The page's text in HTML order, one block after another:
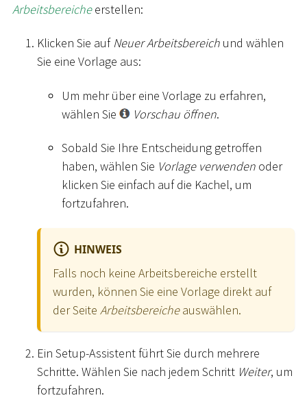
Arbeitsbereicheerstellen:
Klicken Sie aufNeuer Arbeitsbereich und wählen
Sie eine Vorlage aus:
Um mehr über eine Vorlage zu erfahren,
wählen Sie
Vorschau öffnen.
Sobald Sie Ihre Entscheidung getroffen
haben, wählen Sie Vorlage verwenden oder
klicken Sie einfach auf die Kachel, um
fortzufahren.
HINWEIS
Falls noch keine Arbeitsbereiche erstellt
wurden, können Sie eine Vorlage direkt auf
der Seite Arbeitsbereicheauswählen.
Ein Setup-Assistent führt Sie durch mehrere
Schritte. Wählen Sie nach jedem Schritt Weiter, um
fortzufahren.